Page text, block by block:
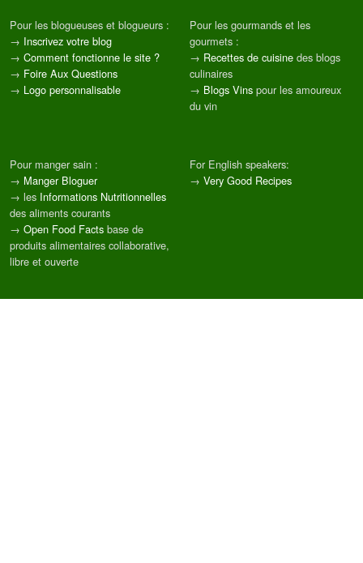
Pour les blogueuses et blogueurs :
→ Inscrivez votre blog
→ Comment fonctionne le site ?
→ Foire Aux Questions
→ Logo personnalisable
Pour les gourmands et les
gourmets :
→ Recettes de cuisine des blogs
culinaires
→ Blogs Vins pour les amoureux
du vin
Pour manger sain :
→ Manger Bloguer
→ les Informations Nutritionnelles
des aliments courants
→ Open Food Facts base de
produits alimentaires collaborative,
libre et ouverte
For English speakers:
→ Very Good Recipes